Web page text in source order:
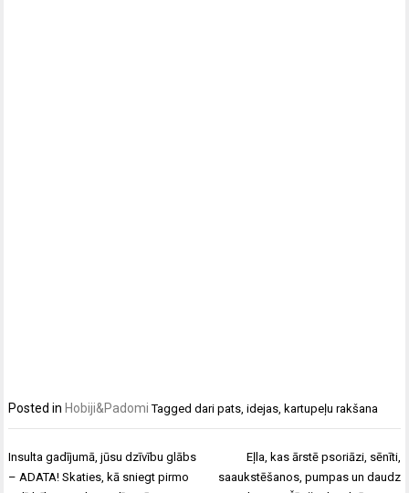
Posted in Hobiji&Padomi Taggeddari pats,idejas, kartupeļu rakšana
Ziņu
izvēlne
Insulta gadījumā, jūsu dzīvību glābs
– ADATA! Skaties, kā sniegt pirmo
Eļla, kas ārstē psoriāzi, sēnīti,
saaukstēšanos, pumpas un daudz